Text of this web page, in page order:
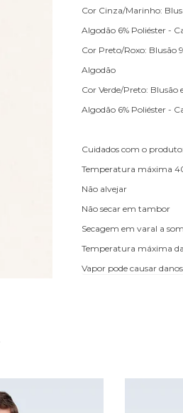
Cor Cinza/Marinho:
Algodão 6% Poliéster -
Cor Preto/Roxo: Blusão
Algodão
Cor Verde/Preto: Blusão
Algodão 6% Poliéster -
Cuidados com o
Temperatura máxima
Não alvejar
Não secar em tambor
Secagem em varal a
Temperatura máxima
Vapor pode causar